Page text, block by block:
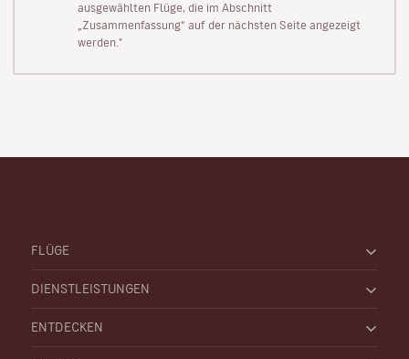
ausgewählten Flüge, die im Abschnitt
„Zusammenfassung“ auf der nächsten Seite angezeigt
werden."
FLÜGE
DIENSTLEISTUNGEN
ENTDECKEN